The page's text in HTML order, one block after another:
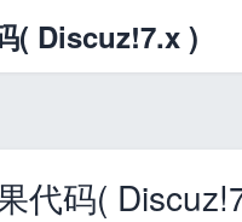
( Discuz!7.x )
代码(